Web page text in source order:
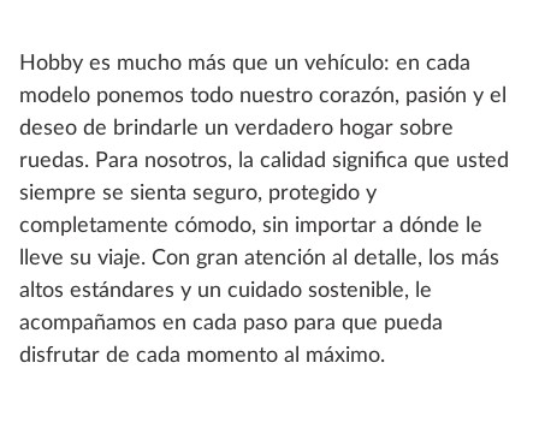
Hobby es mucho más que un vehículo: en cada
modelo ponemos todo nuestro corazón, pasión y el
deseo de brindarle un verdadero hogar sobre
ruedas. Para nosotros, la calidad significa que usted
siempre se sienta seguro, protegido y
completamente cómodo, sin importar a dónde le
lleve su viaje. Con gran atención al detalle, los más
altos estándares y un cuidado sostenible, le
acompañamos en cada paso para que pueda
disfrutar de cada momento al máximo.